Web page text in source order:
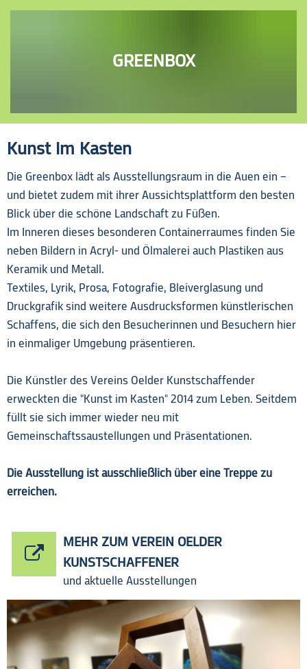
GREENBOX
Greenbox
Kunst im Kasten
Die Greenbox lädt als Ausstellungsraum in die Auen ein –
und bietet zudem mit ihrer Aussichtsplattform den besten
Blick über die schöne Landschaft zu Füßen.
Im Inneren dieses besonderen Containerraumes finden Sie
neben Bildern in Acryl- und Ölmalerei auch Plastiken aus
Keramik und Metall.
Textiles, Lyrik, Prosa, Fotografie, Bleiverglasung und
Druckgrafik sind weitere Ausdrucksformen künstlerischen
Schaffens, die sich den Besucherinnen und Besuchern hier
in einmaliger Umgebung präsentieren.
Die Künstler des Vereins Oelder Kunstschaffender
erweckten die "Kunst im Kasten" 2014 zum Leben. Seitdem
füllt sie sich immer wieder neu mit
Gemeinschaftssaustellungen und Präsentationen.
Die Ausstellung ist ausschließlich über eine Treppe zu
erreichen.
MEHR ZUM VEREIN OELDER
KUNSTSCHAFFENER
und aktuelle Ausstellungen